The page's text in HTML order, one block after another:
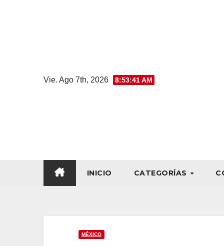
Vie. Ago 7th, 2026 8:53:42 AM
INICIO CATEGORÍAS
MÉXICO